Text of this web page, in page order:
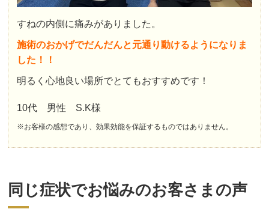
すねの内側に痛みがありました。
施術のおかげでだんだんと元通り動けるようになりま
した！！
明るく心地良い場所でとてもおすすめです！
10代 男性 S.K様
※お客様の感想であり、効果効能を保証するものではありません。
同じ症状でお悩みのお客さまの声